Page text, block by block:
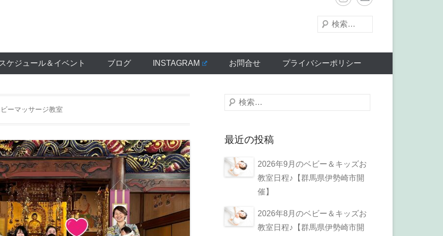
検
索
ケジュール＆イベント ブログ INSTAGRAM お問合せ プライバシーポリシー
ーマッサージ教室
検
最近の投稿
2026年9月のベビー＆キッズお
教室日程♪【群馬県伊勢崎市開
催】
2026年8月のベビー＆キッズお
教室日程♪【群馬県伊勢崎市開